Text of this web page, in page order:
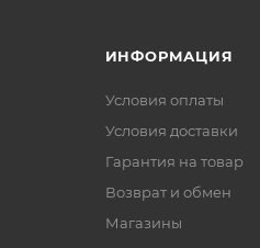
ИНФОРМАЦИЯ
Условия оплаты
Условия доставки
Гарантия на товар
Возврат и обмен
Магазины